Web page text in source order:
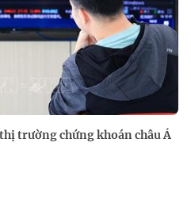
trường chứng khoán châu Á